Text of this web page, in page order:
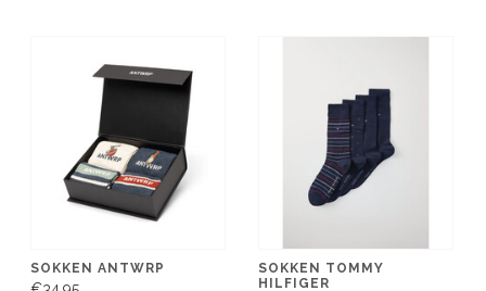
SOKKEN ANTWRP
SOKKEN TOMMY
HILFIGER